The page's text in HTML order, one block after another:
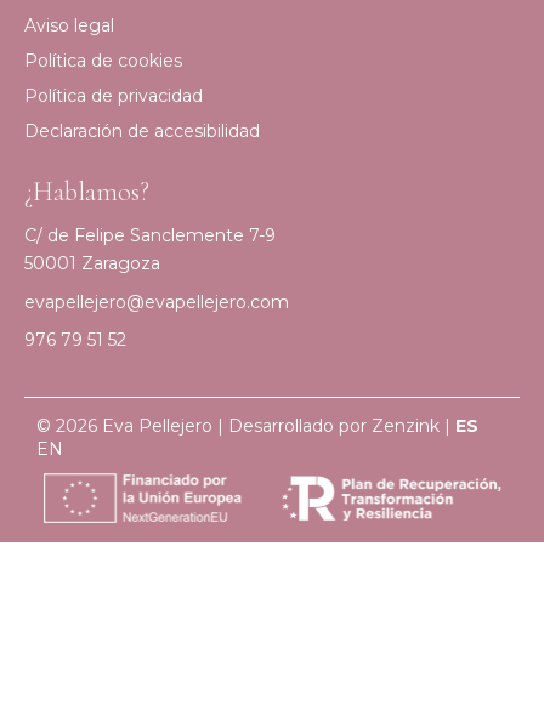
Aviso legal
Política de cookies
Política de privacidad
Declaración de accesibilidad
¿Hablamos?
C/ de Felipe Sanclemente 7-9
50001 Zaragoza
evapellejero@evapellejero.com
976 79 51 52
© 2026 Eva Pellejero | Desarrollado por Zenzink | ES
EN